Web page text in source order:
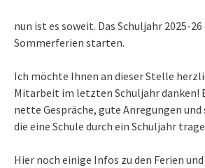
nun ist es soweit. Das Schuljahr 2025-
Sommerferien starten.
Ich möchte Ihnen an dieser Stelle
Mitarbeit im letzten Schuljahr danken!
nette Gespräche, gute Anregungen
die eine Schule durch ein Schuljahr
Hier noch einige Infos zu den Ferien